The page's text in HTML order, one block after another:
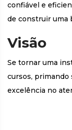
confiável e
de construir uma
Visão
Se tornar uma
cursos, primando
excelência no